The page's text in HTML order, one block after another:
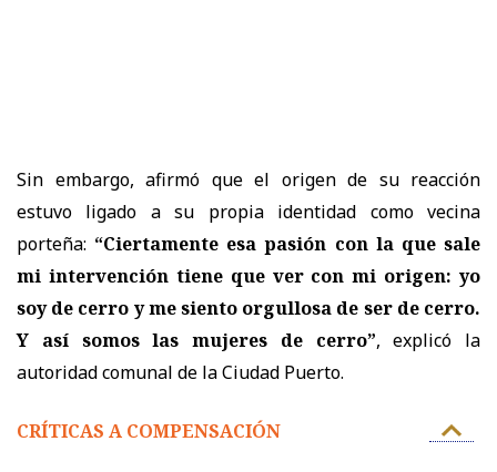
Sin embargo, afirmó que el origen de su reacción
estuvo ligado a su propia identidad como vecina
porteña: “Ciertamente esa pasión con la que sale
mi intervención tiene que ver con mi origen: yo
soy de cerro y me siento orgullosa de ser de cerro.
Y así somos las mujeres de cerro”, explicó la
autoridad comunal de la Ciudad Puerto.
CRÍTICAS A COMPENSACIÓN